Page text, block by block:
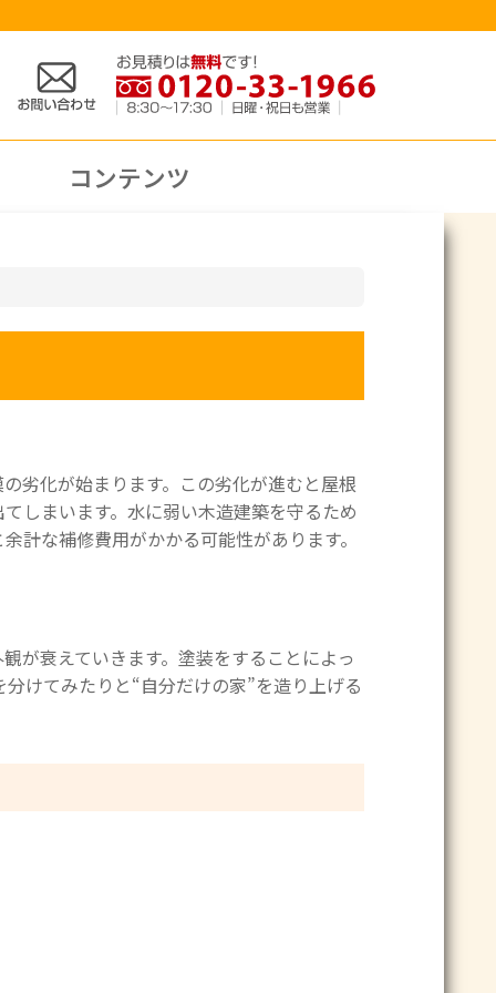
コンテンツ
劣化が始まります。この劣化が進むと屋根
しまいます。水に弱い木造建築を守るため
計な補修費用がかかる可能性があります。
が衰えていきます。塗装をすることによっ
けてみたりと“自分だけの家”を造り上げる